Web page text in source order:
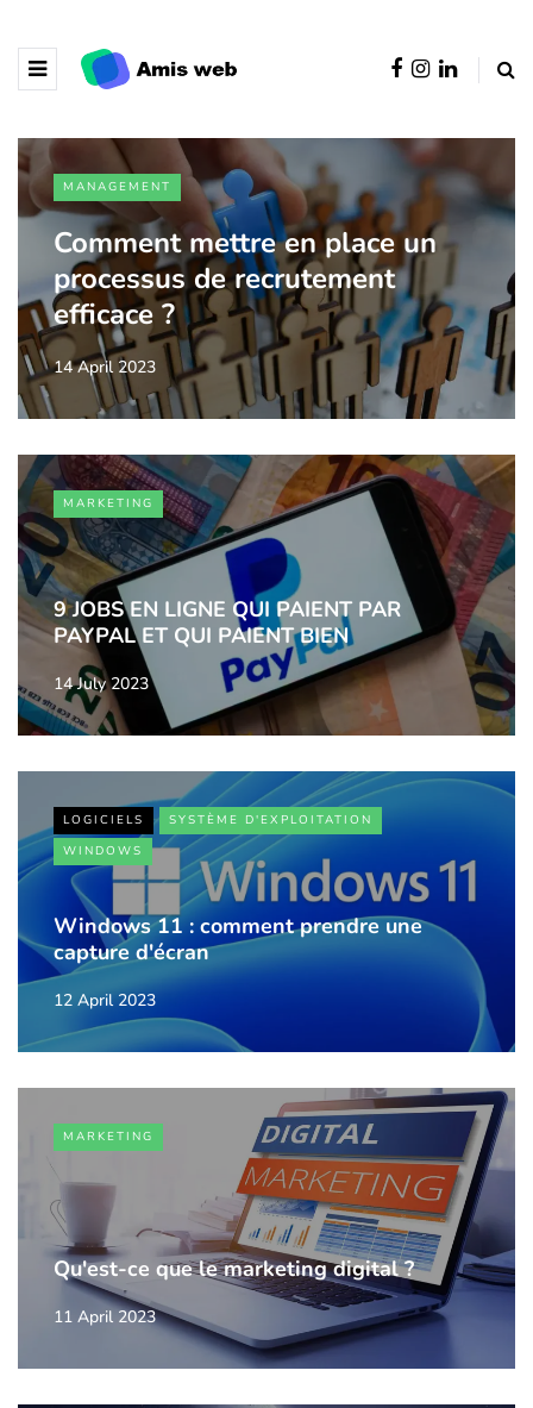
MANAGEMENT
Comment mettre en place un
processus de recrutement
efficace ?
14 April 2023
MARKETING
9 JOBS EN LIGNE QUI PAIENT PAR
PAYPAL ET QUI PAIENT BIEN
14 July 2023
LOGICIELS
SYSTÈME D'EXPLOITATION
WINDOWS
Windows 11 : comment prendre une
capture d'écran
12 April 2023
MARKETING
Qu'est-ce que le marketing digital ?
11 April 2023